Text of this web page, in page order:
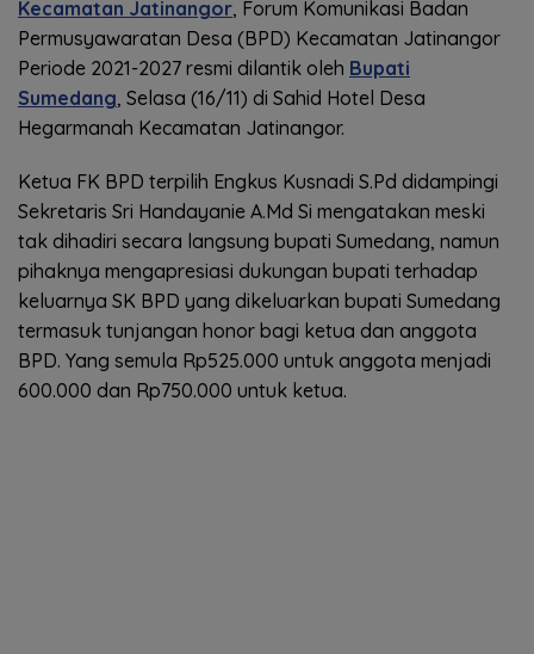
Kecamatan Jatinangor, Forum Komunikasi Badan
Permusyawaratan Desa (BPD) Kecamatan Jatinangor
Periode 2021-2027 resmi dilantik oleh Bupati
Sumedang, Selasa (16/11) di Sahid Hotel Desa
Hegarmanah Kecamatan Jatinangor.
Ketua FK BPD terpilih Engkus Kusnadi S.Pd didampingi
Sekretaris Sri Handayanie A.Md Si mengatakan meski
tak dihadiri secara langsung bupati Sumedang, namun
pihaknya mengapresiasi dukungan bupati terhadap
keluarnya SK BPD yang dikeluarkan bupati Sumedang
termasuk tunjangan honor bagi ketua dan anggota
BPD. Yang semula Rp525.000 untuk anggota menjadi
600.000 dan Rp750.000 untuk ketua.